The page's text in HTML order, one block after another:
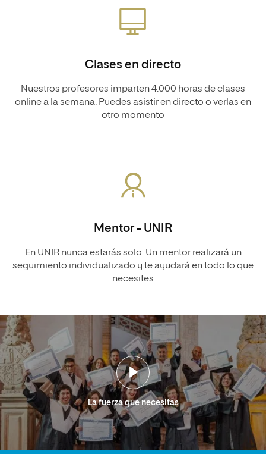
Clases en directo
Nuestros profesores imparten 4.000 horas de clases
online a la semana. Puedes asistir en directo o verlas en
otro momento
Mentor - UNIR
En UNIR nunca estarás solo. Un mentor realizará un
seguimiento individualizado y te ayudará en todo lo que
necesites
La fuerza que necesitas